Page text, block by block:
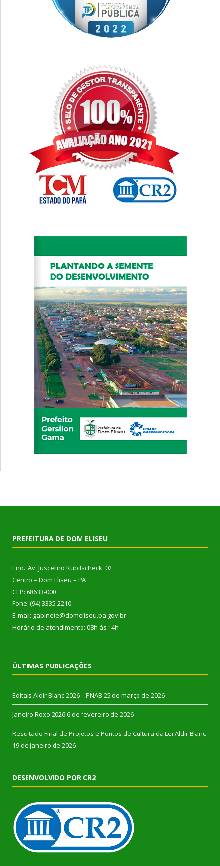
PREFEITURA DE DOM ELISEU
End.: Av. Juscelino Kubitscheck, 02
Centro – Dom Eliseu – PA
CEP: 68633-000
Fone: (94) 3335-2210
E-mail: gabinete@domeliseu.pa.gov.br
Horário de atendimento: 08h às 14h
ÚLTIMAS PUBLICAÇÕES
Editais Aldir Blanc 2026 – PNAB 25 de março de 2026
Janeiro Roxo 2026 6 de fevereiro de 2026
Resultado Final de Projetos e Pontos de Cultura da Lei Aldir Blanc
19 de janeiro de 2026
DESENVOLVIDO POR CR2